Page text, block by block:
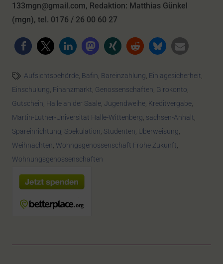
133mgn@gmail.com, Redaktion: Matthias Günkel
(mgn), tel. 0176 / 26 00 60 27
Aufsichtsbehörde, Bafin, Bareinzahlung, Einlagesicherheit,
Einschulung, Finanzmarkt, Genossenschaften, Girokonto,
Gutschein, Halle an der Saale, Jugendweihe, Kreditvergabe,
Martin-Luther-Universität Halle-Wittenberg, sachsen-Anhalt,
Spareinrichtung, Spekulation, Studenten, Überweisung,
Weihnachten, Wohngsgenossenschaft Frohe Zukunft,
Wohnungsgenossenschaften